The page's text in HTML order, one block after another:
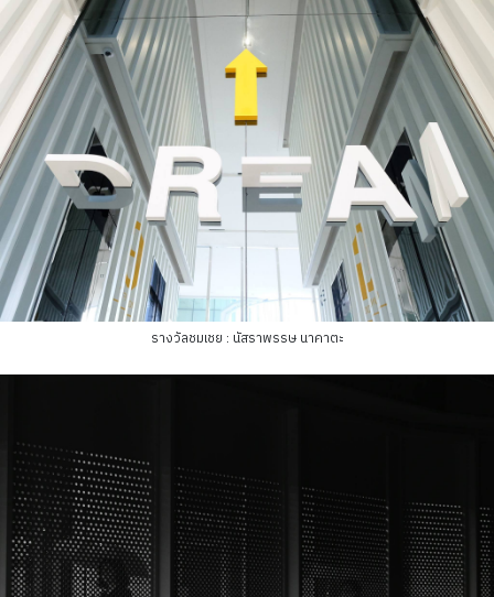
รางวัลชมเชย : นัสราพรรษ นาคาตะ